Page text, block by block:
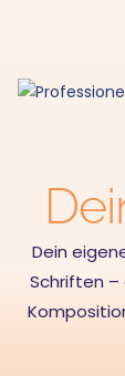
Dein
Schriften –